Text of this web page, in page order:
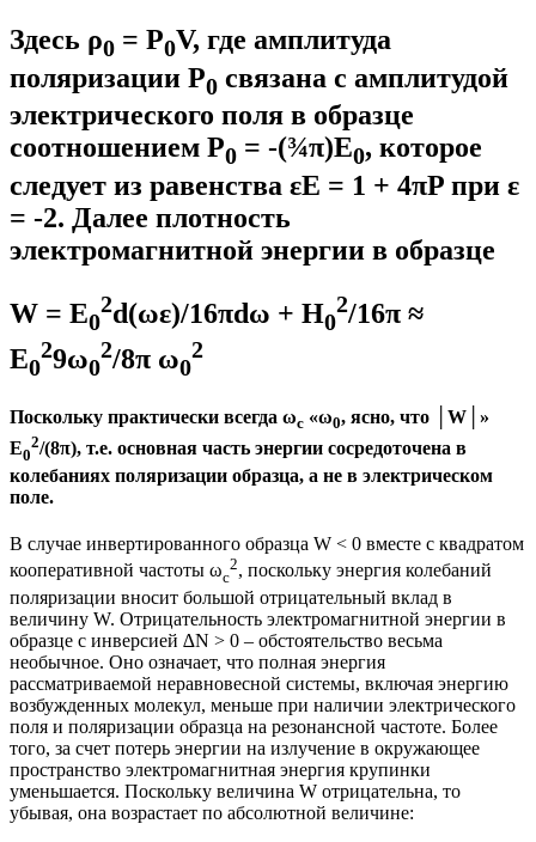
Здесь ρ0 = P0V, где амплитуда
поляризации P0 связана с амплитудой
электрического поля в образце
соотношением P0 = -(¾π)Е0, которое
следует из равенства εЕ = 1 + 4πP при ε
= -2. Далее плотность
электромагнитной энергии в образце
W = E0
2d(ωε)/16πdω + H0
2/16π ≈
E0
29ω0
2/8π ω0
2
Поскольку практически всегда ωс «ω0, ясно, что │W│»
E0
2/(8π), т.е. основная часть энергии сосредоточена в
колебаниях поляризации образца, а не в электрическом
поле.
В случае инвертированного образца W < 0 вместе с квадратом
кооперативной частоты ωс
2, поскольку энергия колебаний
поляризации вносит большой отрицательный вклад в
величину W. Отрицательность электромагнитной энергии в
образце с инверсией ∆N > 0 – обстоятельство весьма
необычное. Оно означает, что полная энергия
рассматриваемой неравновесной системы, включая энергию
возбужденных молекул, меньше при наличии электрического
поля и поляризации образца на резонансной частоте. Более
того, за счет потерь энергии на излучение в окружающее
пространство электромагнитная энергия крупинки
уменьшается. Поскольку величина W отрицательна, то
убывая, она возрастает по абсолютной величине: